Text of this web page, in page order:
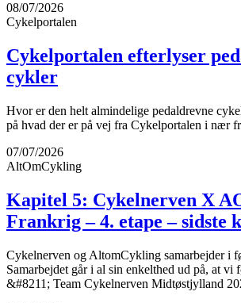
08/07/2026
Cykelportalen
Cykelportalen efterlyser
cykler
Hvor er den helt almindelige pedaldrevne
på hvad der er på vej fra Cykelportalen i nær
07/07/2026
AltOmCykling
Kapitel 5: Cykelnerven X
Frankrig – 4. etape – sidste
Cykelnerven og AltomCykling samarbejder i
Samarbejdet går i al sin enkelthed ud på, at vi
&#8211; Team Cykelnerven Midtøstjylland